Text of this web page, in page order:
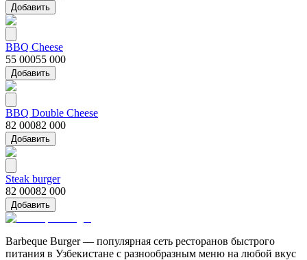
Добавить
BBQ Cheese
55 00055 000
Добавить
BBQ Double Cheese
82 00082 000
Добавить
Steak burger
82 00082 000
Добавить
Barbeque Burger — популярная сеть ресторанов быстрого
питания в Узбекистане с разнообразным меню на любой вкус